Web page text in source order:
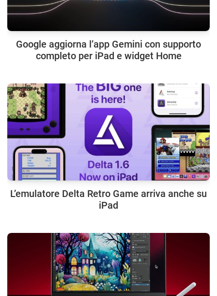
Google aggiorna l’app Gemini con supporto
completo per iPad e widget Home
L’emulatore Delta Retro Game arriva anche su
iPad